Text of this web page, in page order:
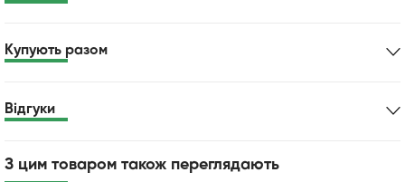
Купують разом
Відгуки
З цим товаром також переглядають